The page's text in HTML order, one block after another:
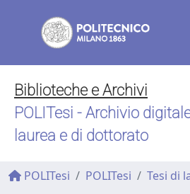
Biblioteche e Archivi
POLITesi - Archivio
laurea e di dottorato
POLITesi POLITesi Tesi di